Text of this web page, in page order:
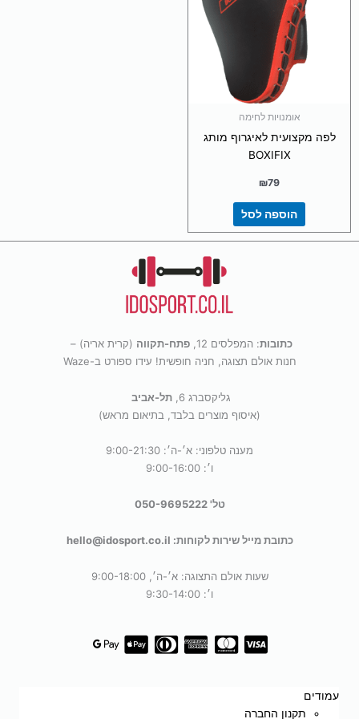
אומנויות לחימה
לפה מקצועית לאיגרוף מותג
BOXIFIX
₪79
הוספה לסל
כתובות: המפלסים 12, פתח-תקווה (קרית אריה) –
חנות אולם תצוגה, חניה חופשית! עידו ספורט ב-Waze
גליקסברג 6,
תל-אביב
(איסוף מוצרים בלבד, בתיאום מראש)
מענה טלפוני: א׳-ה׳: 9:00-21:30
ו׳: 9:00-16:00
טל' 050-9695222
כתובת מייל שירות לקוחות: hello@idosport.co.il
שעות אולם התצוגה: א׳-ה׳, 9:00-18:00
ו׳: 9:30-14:00
עמודים
תקנון החברה